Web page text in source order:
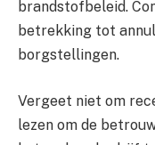
brandstofbeleid.
betrekking tot
borgstellingen.
Vergeet niet om
lezen om de